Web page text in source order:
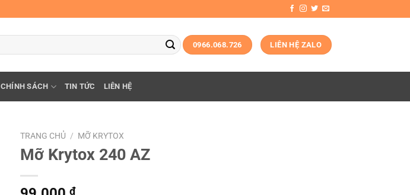
0966.068.726 LIÊN HỆ ZALO
CHÍNH SÁCH TIN TỨC LIÊN HỆ
TRANG CHỦ / MỠ KRYTOX
Mỡ Krytox 240 AZ
₫